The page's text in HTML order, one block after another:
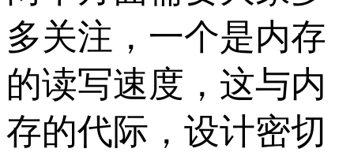
多关注，一个是内存
的读写速度，这与内
存的代际，设计密切